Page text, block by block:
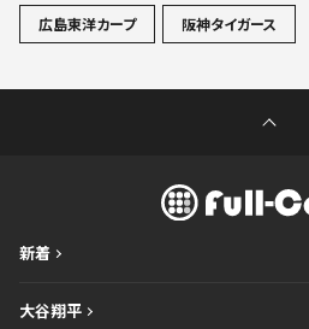
広島東洋カープ 阪神タイガース
新着
大谷翔平